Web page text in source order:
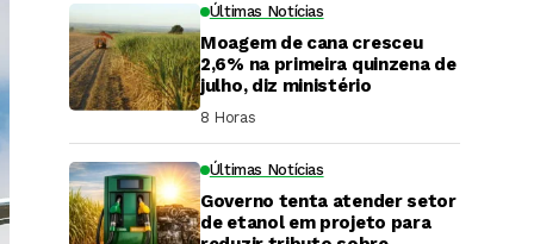
Últimas Notícias
Moagem de cana cresceu
2,6% na primeira quinzena de
julho, diz ministério
8 Horas ⁮
Últimas Notícias
Governo tenta atender setor
de etanol em projeto para
DaCana Cast